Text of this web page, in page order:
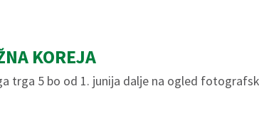
KOREJA
trga 5 bo od 1. junija dalje na ogled